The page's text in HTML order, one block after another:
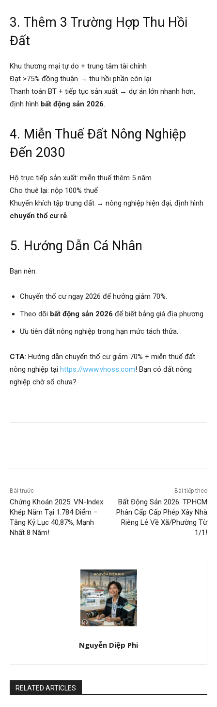
3. Thêm 3 Trường Hợp Thu Hồi
Đất
Khu thương mại tự do + trung tâm tài chính
Đạt >75% đồng thuận → thu hồi phần còn lại
Thanh toán BT + tiếp tục sản xuất → dự án lớn nhanh hơn,
định hình bất động sản 2026.
4. Miễn Thuế Đất Nông Nghiệp
Đến 2030
Hộ trực tiếp sản xuất: miễn thuế thêm 5 năm
Cho thuê lại: nộp 100% thuế
Khuyến khích tập trung đất → nông nghiệp hiện đại, định hình
chuyển thổ cư rẻ.
5. Hướng Dẫn Cá Nhân
Bạn nên:
Chuyển thổ cư ngay 2026 để hưởng giảm 70%.
Theo dõi bất động sản 2026 để biết bảng giá địa phương.
Ưu tiên đất nông nghiệp trong hạn mức tách thửa.
CTA: Hướng dẫn chuyển thổ cư giảm 70% + miễn thuế đất
nông nghiệp tại https://www.vhoss.com! Bạn có đất nông
nghiệp chờ sổ chưa?
Bài trước
Chứng Khoán 2025: VN-Index
Khép Năm Tại 1.784 Điểm –
Tăng Kỷ Lục 40,87%, Mạnh
Nhất 8 Năm!
Bài tiếp theo
Bất Động Sản 2026: TP.HCM
Phân Cấp Cấp Phép Xây Nhà
Riêng Lẻ Về Xã/Phường Từ
1/1!
Nguyễn Diệp Phi
RELATED ARTICLES